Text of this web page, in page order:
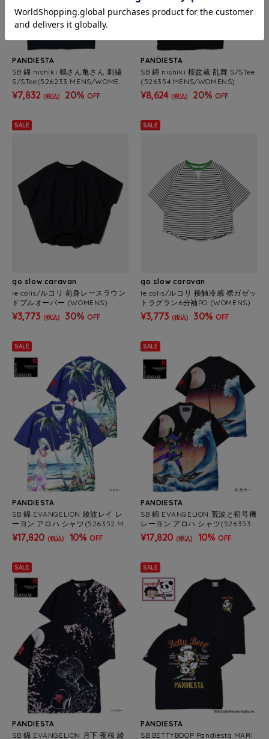
PANDIESTA
SB 錦 nishiki 鶴さん亀さん 刺繍
S/STee(526233 MENS/WOMEN
S)
¥7,832 (税込) 20% OFF
PANDIESTA
SB 錦 nishiki 桜盆栽 乱舞 S/STee
(526354 MENS/WOMENS)
¥8,624 (税込) 20% OFF
SALE
go slow caravan
le colis/ルコリ 前身レースラウン
ドプルオーバー (WOMENS)
¥3,773 (税込) 30% OFF
SALE
go slow caravan
le colis/ルコリ 接触冷感 襟ガゼッ
トラグラン6分袖PO (WOMENS)
¥3,773 (税込) 30% OFF
SALE
PANDIESTA
SB 錦 EVANGELION 綾波レイ レ
ーヨン アロハ シャツ(526352 ME
NS/WOMENS)
¥17,820 (税込) 10% OFF
SALE
PANDIESTA
SB 錦 EVANGELION 荒波と初号機
レーヨン アロハ シャツ(526353
MENS/WOMENS)
¥17,820 (税込) 10% OFF
SALE
PANDIESTA
SB 錦 EVANGELION 月下 夜桜 綾
SALE
PANDIESTA
SB BETTYBOOP Pandiesta MARI